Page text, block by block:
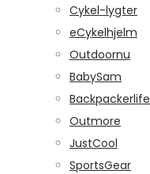
Cykel-lygter
eCykelhjelm
Outdoornu
BabySam
Backpackerlife
Outmore
JustCool
SportsGear